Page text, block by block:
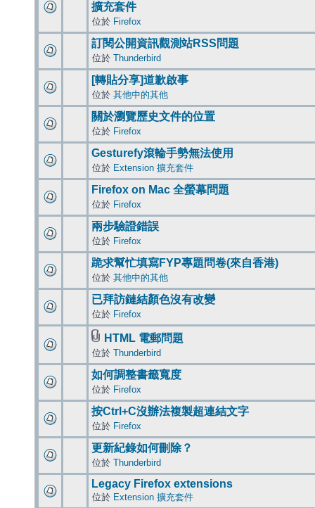
擴充套件
位於 Firefox
訂閱公開資訊觀測站RSS問題
位於 Thunderbird
[轉貼分享]道歉啟事
位於 其他中的其他
關於瀏覽歷史文件的位置
位於 Firefox
Gesturefy滾輪手勢無法使用
位於 Extension 擴充套件
Firefox on Mac 全螢幕問題
位於 Firefox
兩步驗證錯誤
位於 Firefox
跪求幫忙填寫FYP專題問卷(來自香港)
位於 其他中的其他
已拜訪鏈結顏色沒有改變
位於 Firefox
HTML 電郵問題
位於 Thunderbird
如何調整書籤寬度
位於 Firefox
按Ctrl+C沒辦法複製超連結文字
位於 Firefox
更新紀錄如何刪除？
位於 Thunderbird
Legacy Firefox extensions
位於 Extension 擴充套件